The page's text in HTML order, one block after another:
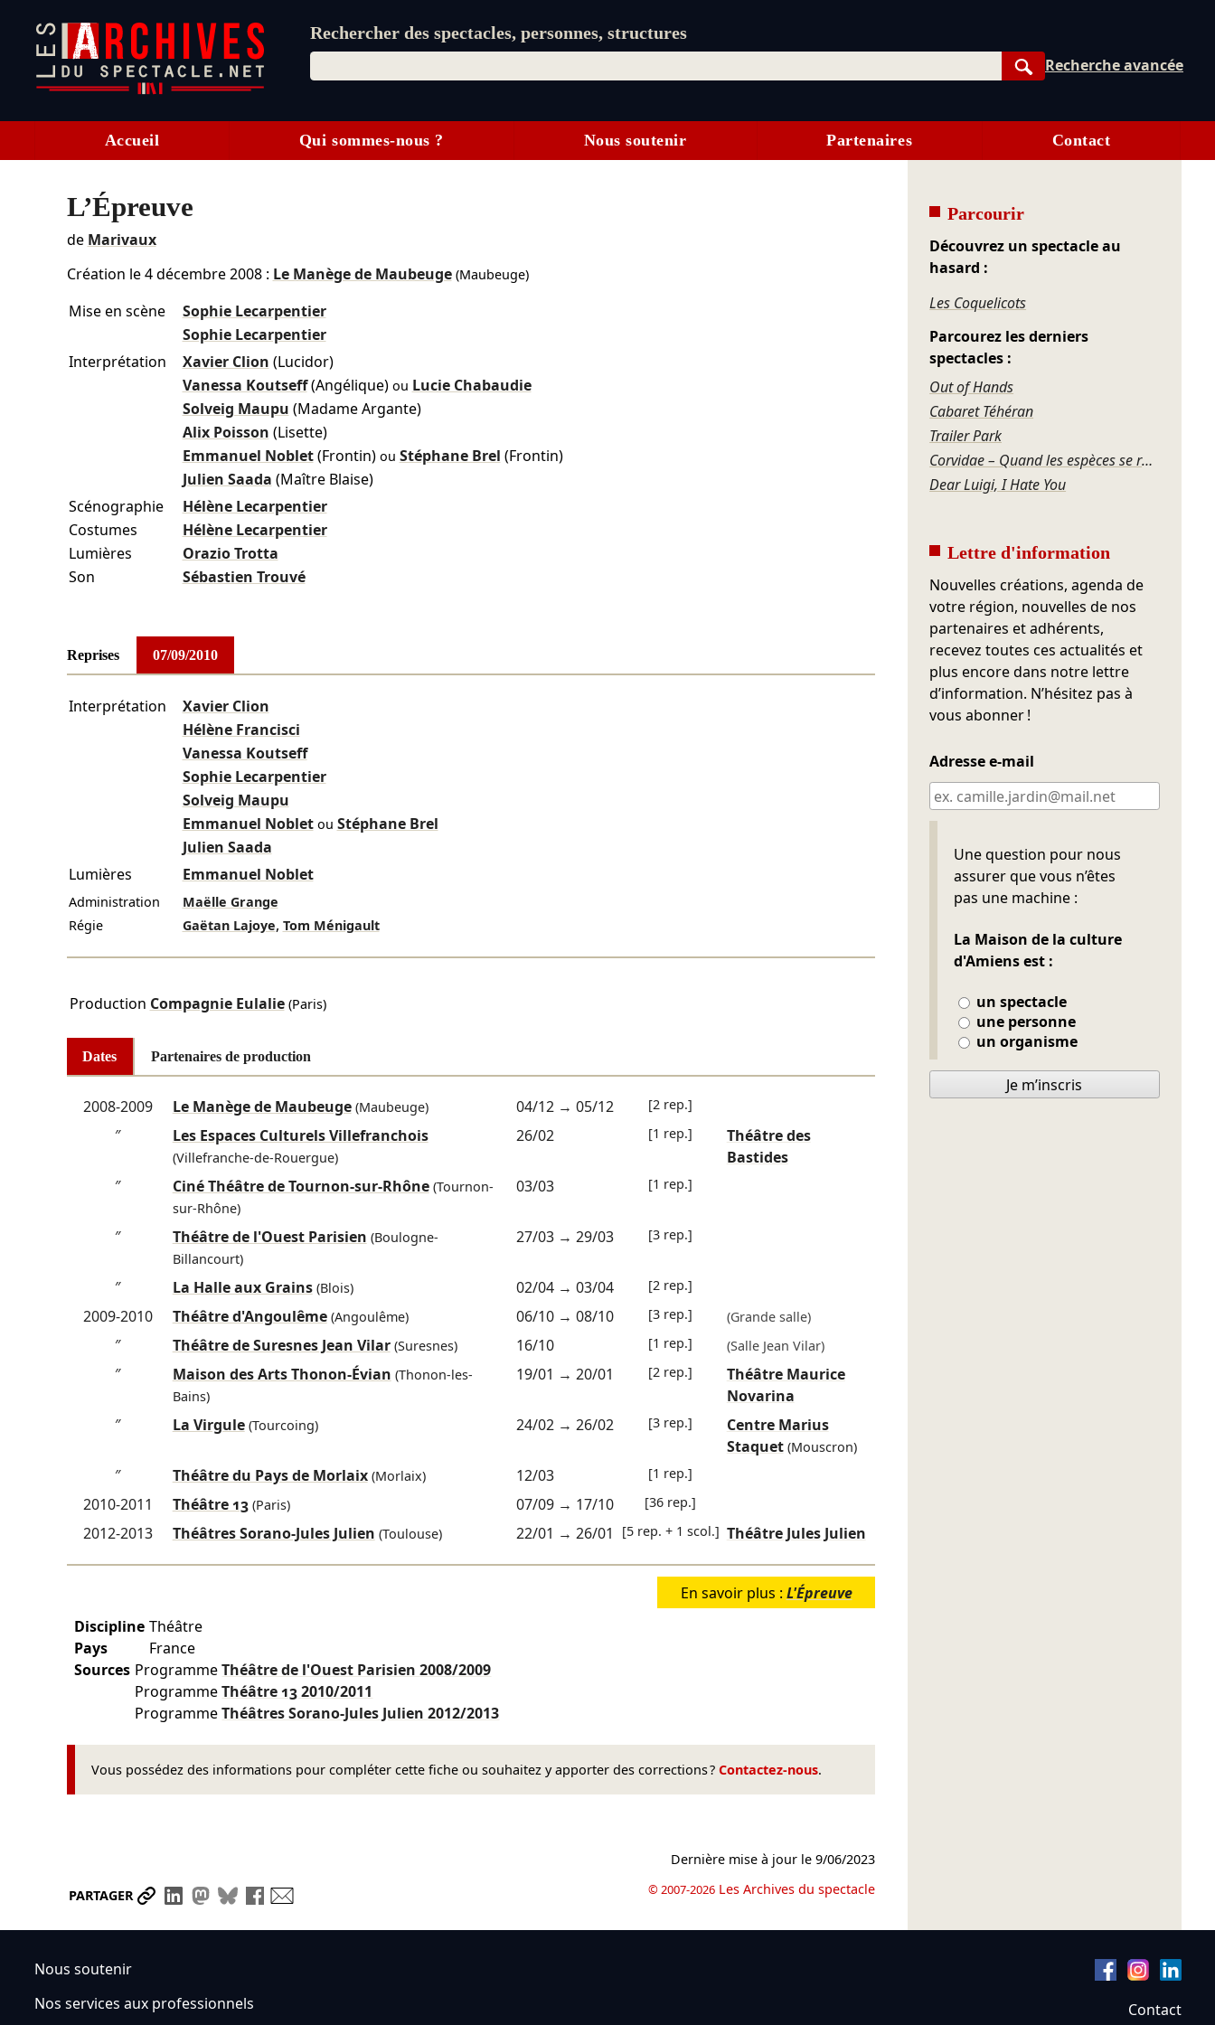
Rechercher des spectacles, personnes, structures
Rechercher
Recherche avancée
Accueil Qui sommes-nous ? Nous soutenir Partenaires Contact
L’Épreuve
de Marivaux
Création le4 décembre 2008: Le Manège de Maubeuge(Maubeuge)
Mise en scène
Sophie Lecarpentier
Sophie Lecarpentier
Interprétation
Xavier Clion (Lucidor)
Vanessa Koutseff (Angélique) ou Lucie Chabaudie
Solveig Maupu (Madame Argante)
Alix Poisson (Lisette)
Emmanuel Noblet (Frontin) ou Stéphane Brel (Frontin)
Julien Saada (Maître Blaise)
Scénographie
Hélène Lecarpentier
Costumes
Hélène Lecarpentier
Lumières
Orazio Trotta
Son
Sébastien Trouvé
Reprises 07/09/2010
Interprétation
Xavier Clion
Hélène Francisci
Vanessa Koutseff
Sophie Lecarpentier
Solveig Maupu
Emmanuel Noblet ou Stéphane Brel
Julien Saada
Lumières
Emmanuel Noblet
Administration
Maëlle Grange
Régie
Gaëtan Lajoye, Tom Ménigault
Production Compagnie Eulalie(Paris)
Dates Partenaires de production
2008-2009 Le Manège de Maubeuge(Maubeuge) 04/12→ 05/12 [2 rep.]
″ Les Espaces Culturels Villefranchois
(Villefranche-de-Rouergue)
26/02 [1 rep.]
Théâtre des
Bastides
″
Ciné Théâtre de Tournon-sur-Rhône(Tournon-
sur-Rhône)
03/03 [1 rep.]
″ Théâtre de l'Ouest Parisien (Boulogne-
Billancourt)
27/03→ 29/03 [3 rep.]
″ La Halle aux Grains(Blois) 02/04→ 03/04 [2 rep.]
2009-2010 Théâtre d'Angoulême(Angoulême) 06/10→ 08/10 [3 rep.] (Grande salle)
″ Théâtre de Suresnes Jean Vilar(Suresnes) 16/10 [1 rep.] (Salle Jean Vilar)
″ Maison des Arts Thonon-Évian (Thonon-les-
Bains)
19/01 → 20/01 [2 rep.]
Théâtre Maurice
Novarina
″
La Virgule(Tourcoing) 24/02→ 26/02 [3 rep.]
Centre Marius
Staquet (Mouscron)
″ Théâtre du Pays de Morlaix(Morlaix) 12/03 [1 rep.]
2010-2011 Théâtre 13(Paris) 07/09→ 17/10 [36 rep.]
2012-2013 Théâtres Sorano-Jules Julien (Toulouse) 22/01 → 26/01 [5 rep. + 1 scol.] Théâtre Jules Julien
En savoir plus : L'Épreuve
Discipline Théâtre
Pays
France
Sources ProgrammeThéâtre de l'Ouest Parisien2008/2009
ProgrammeThéâtre 132010/2011
ProgrammeThéâtres Sorano-Jules Julien2012/2013
Vous possédez des informations pour compléter cette fiche ou souhaitez y apporter des corrections ? Contactez-nous.
PARTAGER Partager le lien
Partager sur LinkedIn
Partager sur Mastodon
Partager sur Bluesky
Partager sur Facebook
Dernière mise à jour le9/06/2023
© 2007-2026 Les Archives du spectacle
Parcourir
Découvrez un spectacle au
hasard :
Les Coquelicots
Parcourez les derniers
spectacles :
Out of Hands
Cabaret Téhéran
Trailer Park
Corvidae – Quand les espèces se regardent
Dear Luigi, I Hate You
Lettre d'information
Nouvelles créations, agenda de
votre région, nouvelles de nos
partenaires et adhérents,
recevez toutes ces actualités et
plus encore dans notre lettre
d’information. N’hésitez pas à
vous abonner !
Adresse e-mail
Une question pour nous
assurer que vous n’êtes
pas une machine :
La Maison de la culture
d'Amiens est :
un spectacle
une personne
un organisme
Ne pas remplir
Je m’inscris
Nous soutenir
Nos services aux professionnels
Contact